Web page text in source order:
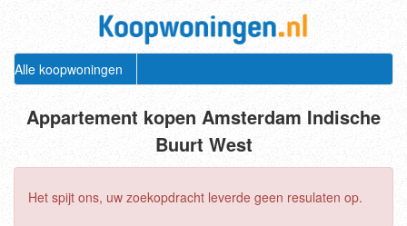
Alle koopwoningen
Appartement kopen Amsterdam Indische
Buurt West
Het spijt ons, uw zoekopdracht leverde geen resulaten op.